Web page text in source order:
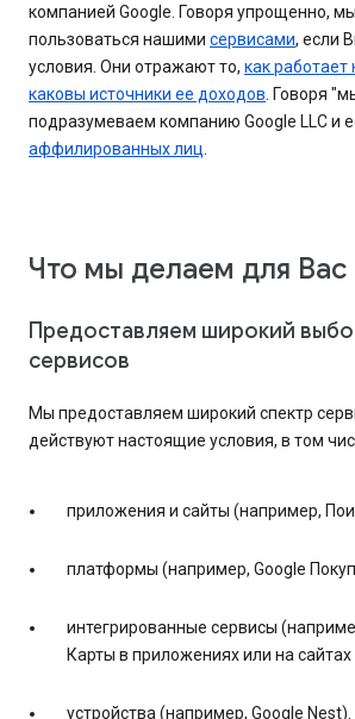
компанией Google. Говоря упрощенно,
пользоваться нашими сервисами, если
условия. Они отражают то, как работает
каковы источники ее доходов . Говоря
подразумеваем компанию Google LLC и
аффилированных лиц
Что мы делаем для Вас
Предоставляем широкий
сервисов
Мы предоставляем широкий спектр
действуют настоящие условия, в том
приложения и сайты (например,
платформы (например, Google
интегрированные сервисы
Карты в приложениях или на
устройства (например, Google Nest).